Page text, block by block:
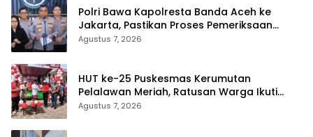
Polri Bawa Kapolresta Banda Aceh ke
Jakarta, Pastikan Proses Pemeriksaan
Profesional dan Transparan
Agustus 7, 2026
HUT ke-25 Puskesmas Kerumutan
Pelalawan Meriah, Ratusan Warga Ikuti
Jalan Santai dan Cek Kesehatan Gratis
Agustus 7, 2026